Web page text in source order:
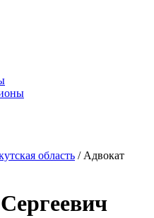
область / Адвокат